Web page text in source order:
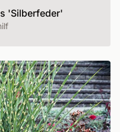
'Silberfeder'